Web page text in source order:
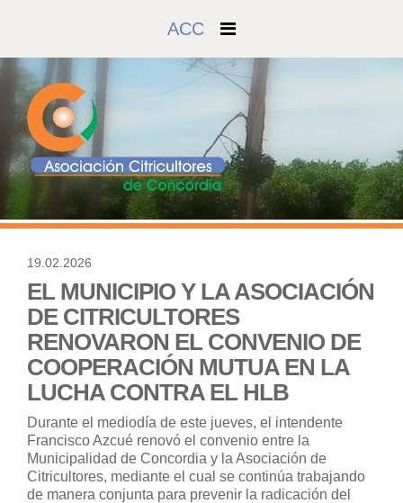
ACC
19.02.2026
EL MUNICIPIO Y LA ASOCIACIÓN
DE CITRICULTORES
RENOVARON EL CONVENIO DE
COOPERACIÓN MUTUA EN LA
LUCHA CONTRA EL HLB
Durante el mediodía de este jueves, el intendente
Francisco Azcué renovó el convenio entre la
Municipalidad de Concordia y la Asociación de
Citricultores, mediante el cual se continúa trabajando
de manera conjunta para prevenir la radicación del